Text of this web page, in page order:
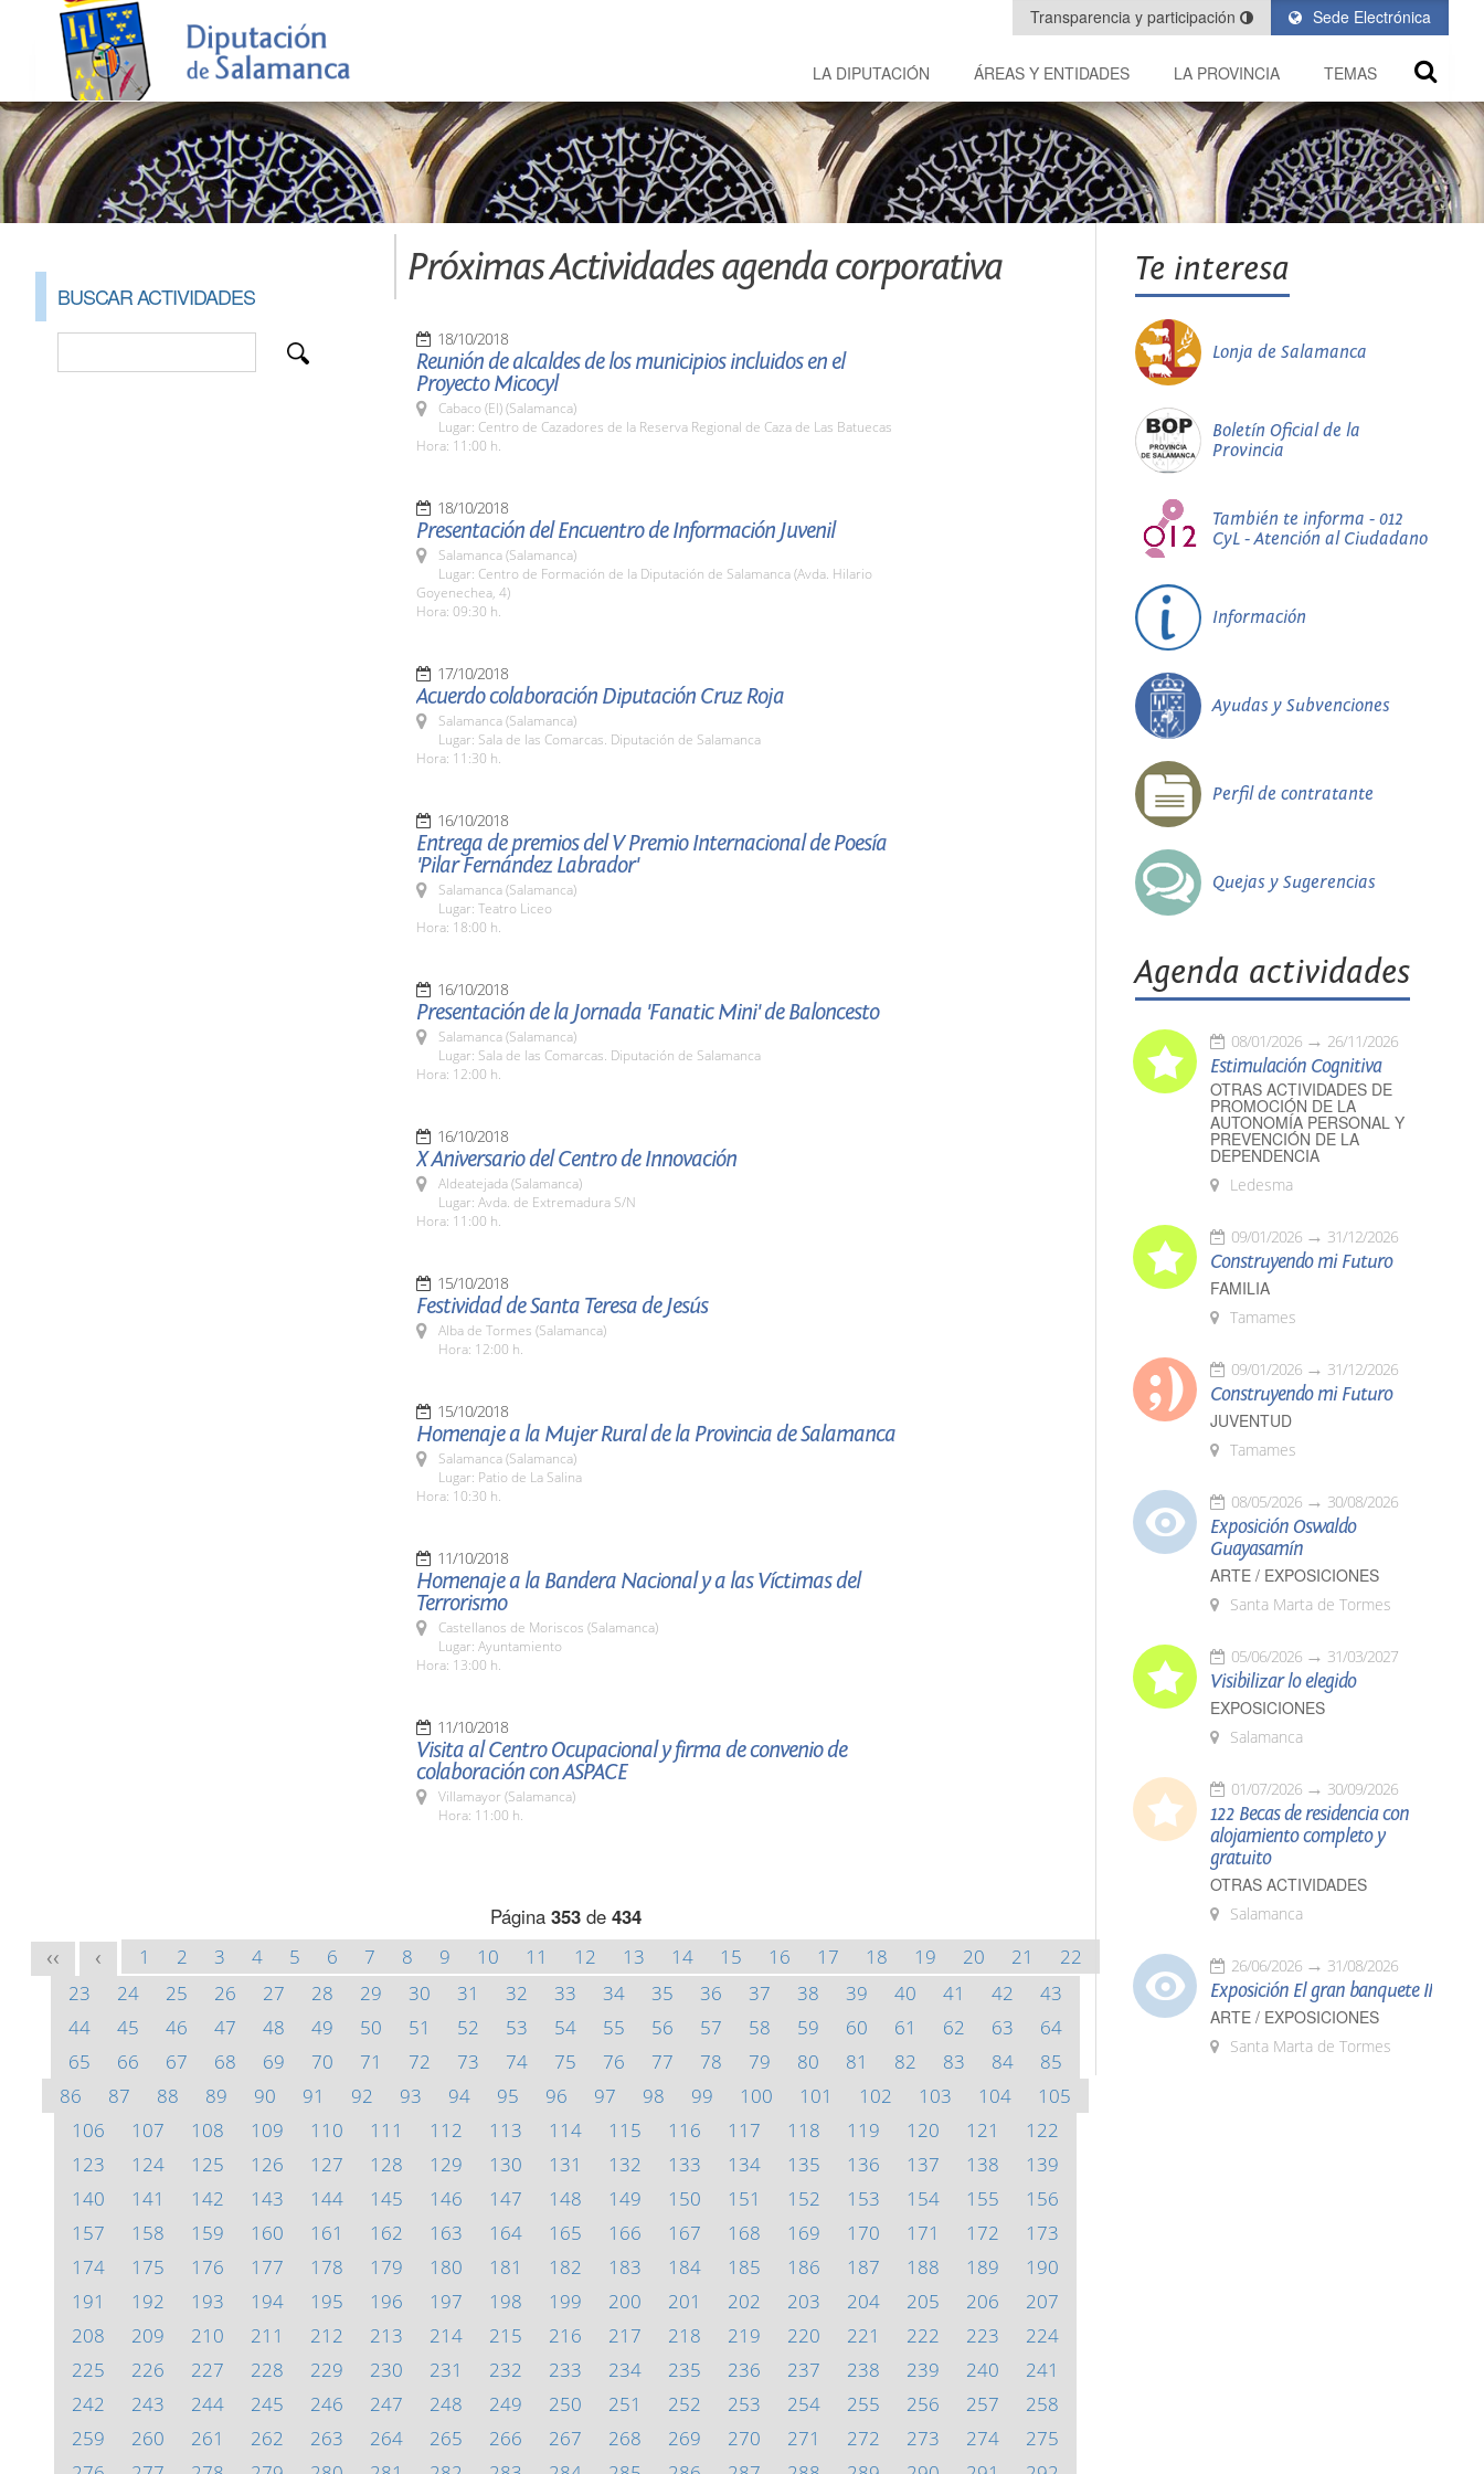
Sede Electrónica
Transparencia y participación
LA DIPUTACIÓN ÁREAS Y ENTIDADES LA PROVINCIA TEMAS
BUSCAR ACTIVIDADES
Próximas Actividades agenda corporativa
18/10/2018
Reunión de alcaldes de los municipios incluidos en el
Proyecto Micocyl
Cabaco (El) (Salamanca)
Lugar: Centro de Cazadores de la Reserva Regional de Caza de Las Batuecas
Hora: 11:00 h.
18/10/2018
Presentación del Encuentro de Información Juvenil
Salamanca (Salamanca)
Lugar: Centro de Formación de la Diputación de Salamanca (Avda. Hilario
Goyenechea, 4)
Hora: 09:30 h.
17/10/2018
Acuerdo colaboración Diputación Cruz Roja
Salamanca (Salamanca)
Lugar: Sala de las Comarcas. Diputación de Salamanca
Hora: 11:30 h.
16/10/2018
Entrega de premios del V Premio Internacional de Poesía
'Pilar Fernández Labrador'
Salamanca (Salamanca)
Lugar: Teatro Liceo
Hora: 18:00 h.
16/10/2018
Presentación de la Jornada 'Fanatic Mini' de Baloncesto
Salamanca (Salamanca)
Lugar: Sala de las Comarcas. Diputación de Salamanca
Hora: 12:00 h.
16/10/2018
X Aniversario del Centro de Innovación
Aldeatejada (Salamanca)
Lugar: Avda. de Extremadura S/N
Hora: 11:00 h.
15/10/2018
Festividad de Santa Teresa de Jesús
Alba de Tormes (Salamanca)
Hora: 12:00 h.
15/10/2018
Homenaje a la Mujer Rural de la Provincia de Salamanca
Salamanca (Salamanca)
Lugar: Patio de La Salina
Hora: 10:30 h.
11/10/2018
Homenaje a la Bandera Nacional y a las Víctimas del
Terrorismo
Castellanos de Moriscos (Salamanca)
Lugar: Ayuntamiento
Hora: 13:00 h.
11/10/2018
Visita al Centro Ocupacional y firma de convenio de
colaboración con ASPACE
Villamayor (Salamanca)
Hora: 11:00 h.
Página 353de 434
<< < 1 2 3 4 5 6 7 8 9 10 11 12 13 14 15 16 17 18 19 20 21
22
23
24 25 26 27 28 29 30 31 32 33 34 35 36 37 38 39 40 41 42
43
44
45 46 47 48 49 50 51 52 53 54 55 56 57 58 59 60 61 62 63
64
65
66 67 68 69 70 71 72 73 74 75 76 77 78 79 80 81 82 83 84
85
86
87 88 89 90 91 92 93 94 95 96 97 98 99 100 101 102 103 104
105
106
107 108 109 110 111 112 113 114 115 116 117 118 119 120 121
122
123
124 125 126 127 128 129 130 131 132 133 134 135 136 137 138
139
140
141 142 143 144 145 146 147 148 149 150 151 152 153 154 155
156
157
158 159 160 161 162 163 164 165 166 167 168 169 170 171 172
173
174
175 176 177 178 179 180 181 182 183 184 185 186 187 188 189
190
191
192 193 194 195 196 197 198 199 200 201 202 203 204 205 206
207
208
209 210 211 212 213 214 215 216 217 218 219 220 221 222 223
224
225
226 227 228 229 230 231 232 233 234 235 236 237 238 239 240
241
242
243 244 245 246 247 248 249 250 251 252 253 254 255 256 257
258
259
260 261 262 263 264 265 266 267 268 269 270 271 272 273 274
275
Te interesa
Lonja de Salamanca
Boletín Oficial de la
Provincia
También te informa - 012
CyL - Atención al Ciudadano
Información
Ayudas y Subvenciones
Perfil de contratante
Quejas y Sugerencias
Agenda actividades
08/01/2026 26/11/2026
Estimulación Cognitiva
OTRAS ACTIVIDADES DE
PROMOCIÓN DE LA
AUTONOMÍA PERSONAL Y
PREVENCIÓN DE LA
DEPENDENCIA
Ledesma
09/01/2026 31/12/2026
Construyendo mi Futuro
FAMILIA
Tamames
09/01/2026 31/12/2026
Construyendo mi Futuro
JUVENTUD
Tamames
08/05/2026 30/08/2026
Exposición Oswaldo
Guayasamín
ARTE / EXPOSICIONES
Santa Marta de Tormes
05/06/2026 31/03/2027
Visibilizar lo elegido
EXPOSICIONES
Salamanca
01/07/2026 30/09/2026
122 Becas de residencia con
alojamiento completo y
gratuito
OTRAS ACTIVIDADES
Salamanca
26/06/2026 31/08/2026
Exposición El gran banquete II
ARTE / EXPOSICIONES
Santa Marta de Tormes